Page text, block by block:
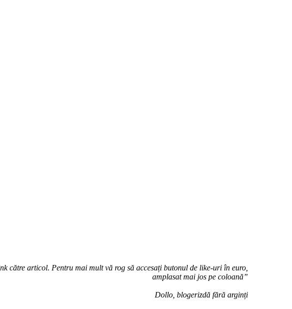
către articol. Pentru mai mult vă rog să accesați butonul de like-uri în euro,
amplasat mai jos pe coloană”
Dollo, blogerizdă fără arginți